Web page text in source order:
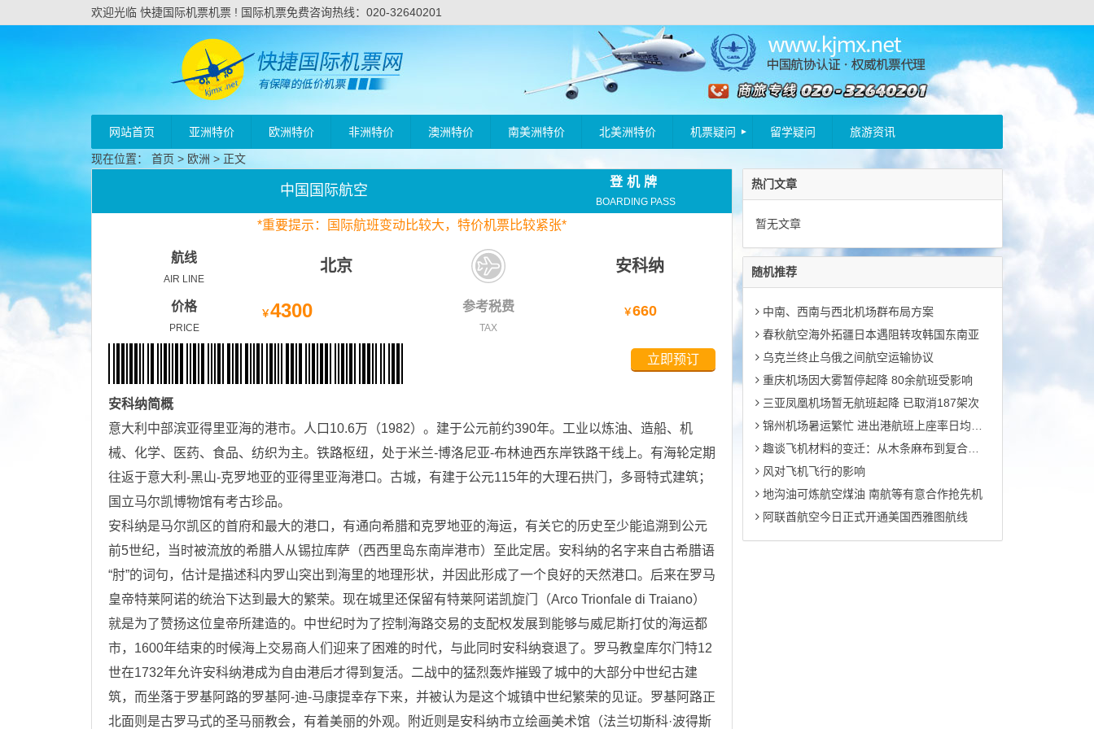
欢迎光临 快捷国际机票机票 ! 国际机票免费咨询热线：020-32640201
网站首页 亚洲特价 欧洲特价 非洲特价 澳洲特价 南美洲特价 北美洲特价 机票疑问 留学疑问 旅游资讯
现在位置： 首页 > 欧洲 > 正文
中国国际航空
登机牌
BOARDING PASS
*重要提示：国际航班变动比较大，特价机票比较紧张*
航线
AIR LINE
北京 安科纳
价格
PRICE
￥4300 参考税费
TAX
￥660
立即预订
安科纳简概
意大利中部滨亚得里亚海的港市。人口10.6万（1982）。建于公元前约390年。工业以炼油、造船、机
械、化学、医药、食品、纺织为主。铁路枢纽，处于米兰-博洛尼亚-布林迪西东岸铁路干线上。有海轮定期
往返于意大利-黑山-克罗地亚的亚得里亚海港口。古城，有建于公元115年的大理石拱门，多哥特式建筑；
国立马尔凯博物馆有考古珍品。
安科纳是马尔凯区的首府和最大的港口，有通向希腊和克罗地亚的海运，有关它的历史至少能追溯到公元
前5世纪，当时被流放的希腊人从锡拉库萨（西西里岛东南岸港市）至此定居。安科纳的名字来自古希腊语
“肘”的词句，估计是描述科内罗山突出到海里的地理形状，并因此形成了一个良好的天然港口。后来在罗马
皇帝特莱阿诺的统治下达到最大的繁荣。现在城里还保留有特莱阿诺凯旋门（Arco Trionfale di Traiano）
就是为了赞扬这位皇帝所建造的。中世纪时为了控制海路交易的支配权发展到能够与威尼斯打仗的海运都
市，1600年结束的时候海上交易商人们迎来了困难的时代，与此同时安科纳衰退了。罗马教皇库尔门特12
世在1732年允许安科纳港成为自由港后才得到复活。二战中的猛烈轰炸摧毁了城中的大部分中世纪古建
筑，而坐落于罗基阿路的罗基阿-迪-马康提幸存下来，并被认为是这个城镇中世纪繁荣的见证。罗基阿路正
北面则是古罗马式的圣马丽教会，有着美丽的外观。附近则是安科纳市立绘画美术馆（法兰切斯科·波得斯
热门文章
暂无文章
随机推荐
中南、西南与西北机场群布局方案
春秋航空海外拓疆日本遇阻转攻韩国东南亚
乌克兰终止乌俄之间航空运输协议
重庆机场因大雾暂停起降 80余航班受影响
三亚凤凰机场暂无航班起降 已取消187架次
锦州机场暑运繁忙 进出港航班上座率日均90%
趣谈飞机材料的变迁：从木条麻布到复合材料
风对飞机飞行的影响
地沟油可炼航空煤油 南航等有意合作抢先机
阿联酋航空今日正式开通美国西雅图航线